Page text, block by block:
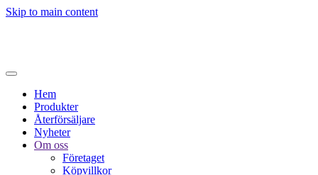
Skip to main content
Hem
Produkter
Återförsäljare
Nyheter
Om oss
Företaget
Köpvillkor